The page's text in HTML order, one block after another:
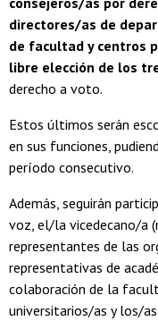
directores/as de
de facultad y centros
libre elección de los
derecho a voto.
Estos últimos serán
en sus funciones,
período consecutivo.
Además, seguirán
voz, el/la vicedecano/a
representantes de las
representativas de
colaboración de la
universitarios/as y los/